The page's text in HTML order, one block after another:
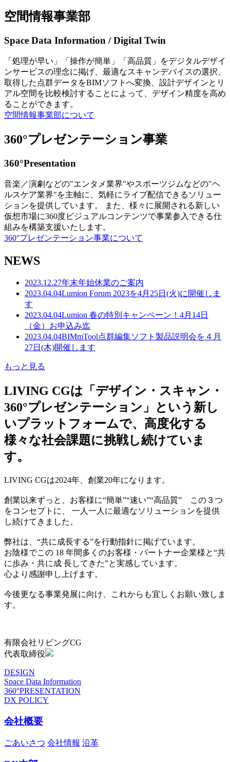
空間情報事業部
Space Data Information / Digital Twin
「処理が早い」「操作が簡単」「高品質」をデジタルデザイ
ンサービスの理念に掲げ、最適なスキャンデバイスの選択、
取得した点群データをBIMソフトへ変換、設計デザインとリ
アル空間を比較検討することによって、デザイン精度を高め
ることができます。
空間情報事業部について
360°プレゼンテーション事業
360°Presentation
音楽／演劇などの"エンタメ業界"やスポーツジムなどの"ヘ
ルスケア業界"を主軸に、気軽にライブ配信できるソリュー
ションを提供しています。 また、様々に展開される新しい
仮想市場に360度ビジュアルコンテンツで事業参入できる仕
組みを構築支援いたします。
360°プレゼンテーション事業について
NEWS
2023.12.27年末年始休業のご案内
2023.04.04Lumion Forum 2023を4月25日(火)に開催しま
す
2023.04.04Lumion 春の特別キャンペーン！4月14日
（金）お申込み迄
2023.04.04BIMmTool点群編集ソフト製品説明会を４月
27日(木)開催します
もっと見る
LIVING CGは「デザイン・スキャン・
360°プレゼンテーション」という新し
いプラットフォームで、高度化する
様々な社会課題に挑戦し続けていま
す。
LIVING CGは2024年、創業20年になります。
創業以来ずっと、お客様に“簡単”“速い”“高品質” この３つ
をコンセプトに、 一人一人に最適なソリューションを提供
し続けてきました。
弊社は、“共に成長する”を行動指針に掲げています。
お陰様でこの 18 年間多くのお客様・パートナー企業様と“共
に歩み・共に成 長してきた”と実感しています。
心より感謝申し上げます。
今後更なる事業発展に向け、これからも宜しくお願い致しま
す。
有限会社リビングCG
代表取締役
DESIGN
Space Data Information
360°PRESENTATION
DX POLICY
会社概要
ごあいさつ 会社情報 沿革